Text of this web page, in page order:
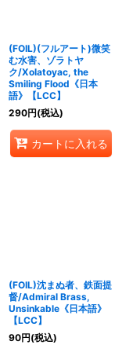
(FOIL)(フルアート)微笑
む水害、ゾラトヤ
ク/Xolatoyac, the
Smiling Flood《日本
語》【LCC】
290円(税込)
カートに入れる
(FOIL)沈まぬ者、鉄面提
督/Admiral Brass,
Unsinkable《日本語》
【LCC】
90円(税込)